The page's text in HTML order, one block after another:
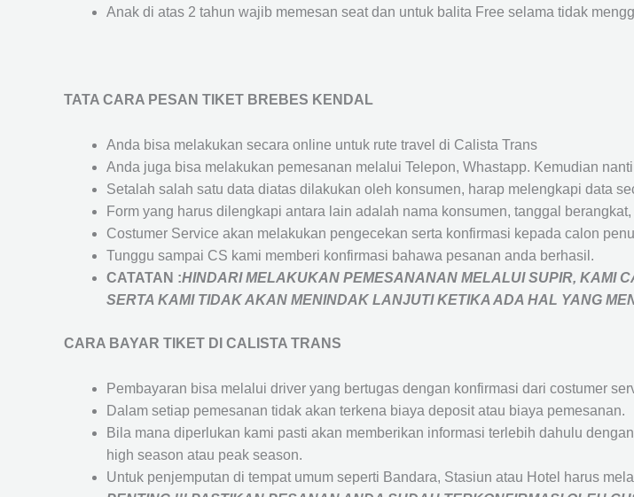
Anak di atas 2 tahun wajib memesan seat dan untuk balita Free selama tidak
TATA CARA PESAN TIKET BREBES KENDAL
Anda bisa melakukan secara online untuk rute travel di Calista Trans
Anda juga bisa melakukan pemesanan melalui Telepon, Whastapp. Kemudian
Setalah salah satu data diatas dilakukan oleh konsumen, harap melengkapi data
Form yang harus dilengkapi antara lain adalah nama konsumen, tanggal
Costumer Service akan melakukan pengecekan serta konfirmasi kepada calon
Tunggu sampai CS kami memberi konfirmasi bahawa pesanan anda berhasil.
CATATAN :HINDARI MELAKUKAN PEMESANANAN MELALUI SUPIR, KAMI
SERTA KAMI TIDAK AKAN MENINDAK LANJUTI KETIKA ADA HAL YANG
CARA BAYAR TIKET DI CALISTA TRANS
Pembayaran bisa melalui driver yang bertugas dengan konfirmasi dari costumer
Dalam setiap pemesanan tidak akan terkena biaya deposit atau biaya pemesanan.
Bila mana diperlukan kami pasti akan memberikan informasi terlebih dahulu
high season atau peak season.
Untuk penjemputan di tempat umum seperti Bandara, Stasiun atau Hotel harus